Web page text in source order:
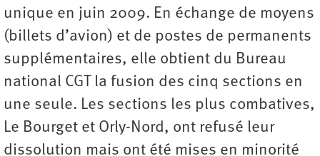
unique en juin 2009. En échange de moyens
(billets d’avion) et de postes de permanents
supplémentaires, elle obtient du Bureau
national CGT la fusion des cinq sections en
une seule. Les sections les plus combatives,
Le Bourget et Orly-Nord, ont refusé leur
dissolution mais ont été mises en minorité